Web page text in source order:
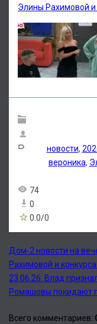
Элины Рахимовой и
новости,
вероника,
74
0
0.0/0
Дом-2 новости на
Рахимовой и
23.06.26: Влад
Ромашовы покидают
Всего комментариев: